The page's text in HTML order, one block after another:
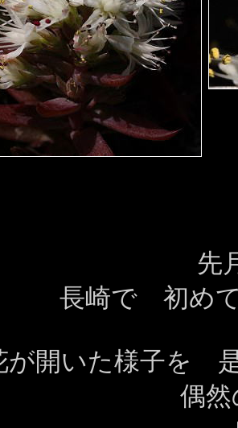
先
長崎で 初め
が開いた様子を
偶